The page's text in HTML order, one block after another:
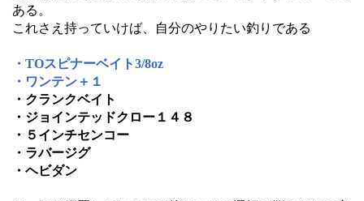
ある。
これさえ持っていけば、自分のやりたい釣りである
・TOスピナーベイト3/8oz
・ワンテン＋１
・クランクベイト
・ジョインテッドクロー１４８
・５インチセンコー
・ラバージグ
・ヘビダン